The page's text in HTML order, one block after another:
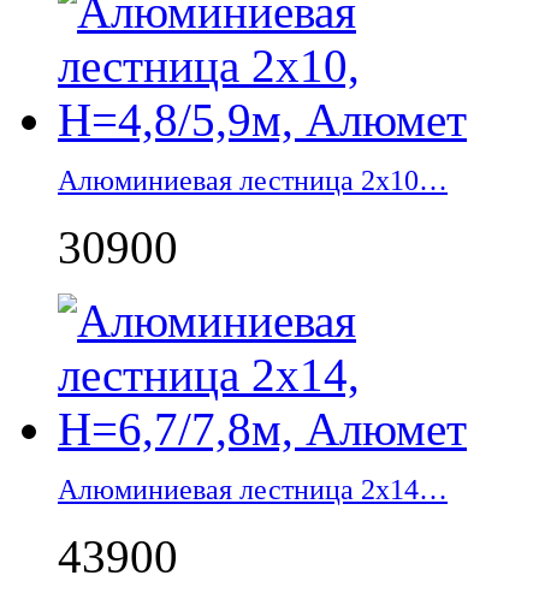
Алюминиевая лестница 2х10…
30900
Алюминиевая лестница 2х14…
43900